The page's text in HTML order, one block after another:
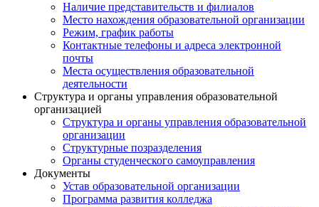
Наличие представительств и филиалов
Место нахождения образовательной организации
Режим, график работы
Контактные телефоны и адреса электронной
почты
Места осуществления образовательной
деятельности
Структура и органы управления образовательной
организацией
Структура и органы управления образовательной
организации
Структурные позразделения
Органы студенческого самоуправления
Документы
Устав образовательной организации
Программа развития колледжа